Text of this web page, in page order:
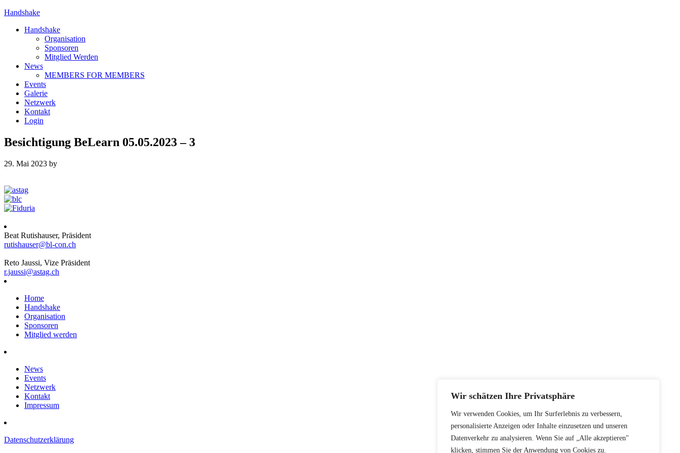
Wir schätzen Ihre Privatsphäre
Wir verwenden Cookies, um Ihr Surferlebnis zu verbessern,
personalisierte Anzeigen oder Inhalte einzusetzen und unseren
Datenverkehr zu analysieren. Wenn Sie auf „Alle akzeptieren"
klicken, stimmen Sie der Anwendung von Cookies zu.
Handshake
Handshake
Organisation
Sponsoren
Mitglied Werden
News
MEMBERS FOR MEMBERS
Events
Galerie
Netzwerk
Kontakt
Login
Besichtigung BeLearn 05.05.2023 – 3
29. Mai 2023 by
Beat Rutishauser, Präsident
rutishauser@bl-con.ch
Reto Jaussi, Vize Präsident
r.jaussi@astag.ch
Home
Handshake
Organisation
Sponsoren
Mitglied werden
News
Events
Netzwerk
Kontakt
Impressum
Datenschutzerklärung